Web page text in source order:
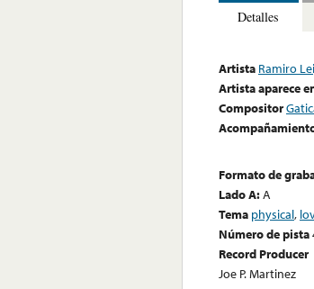
Detalles
Artista Ramiro
Artista aparece
Compositor
Formato de
Lado A:A
Tema physical,
Número de pista
Record Producer
Joe P. Martinez